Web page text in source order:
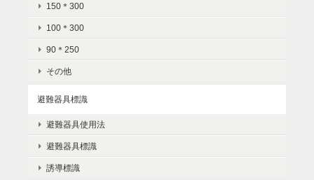
150＊300
100＊300
90＊250
その他
避難器具標識
避難器具使用法
避難器具標識
誘導標識